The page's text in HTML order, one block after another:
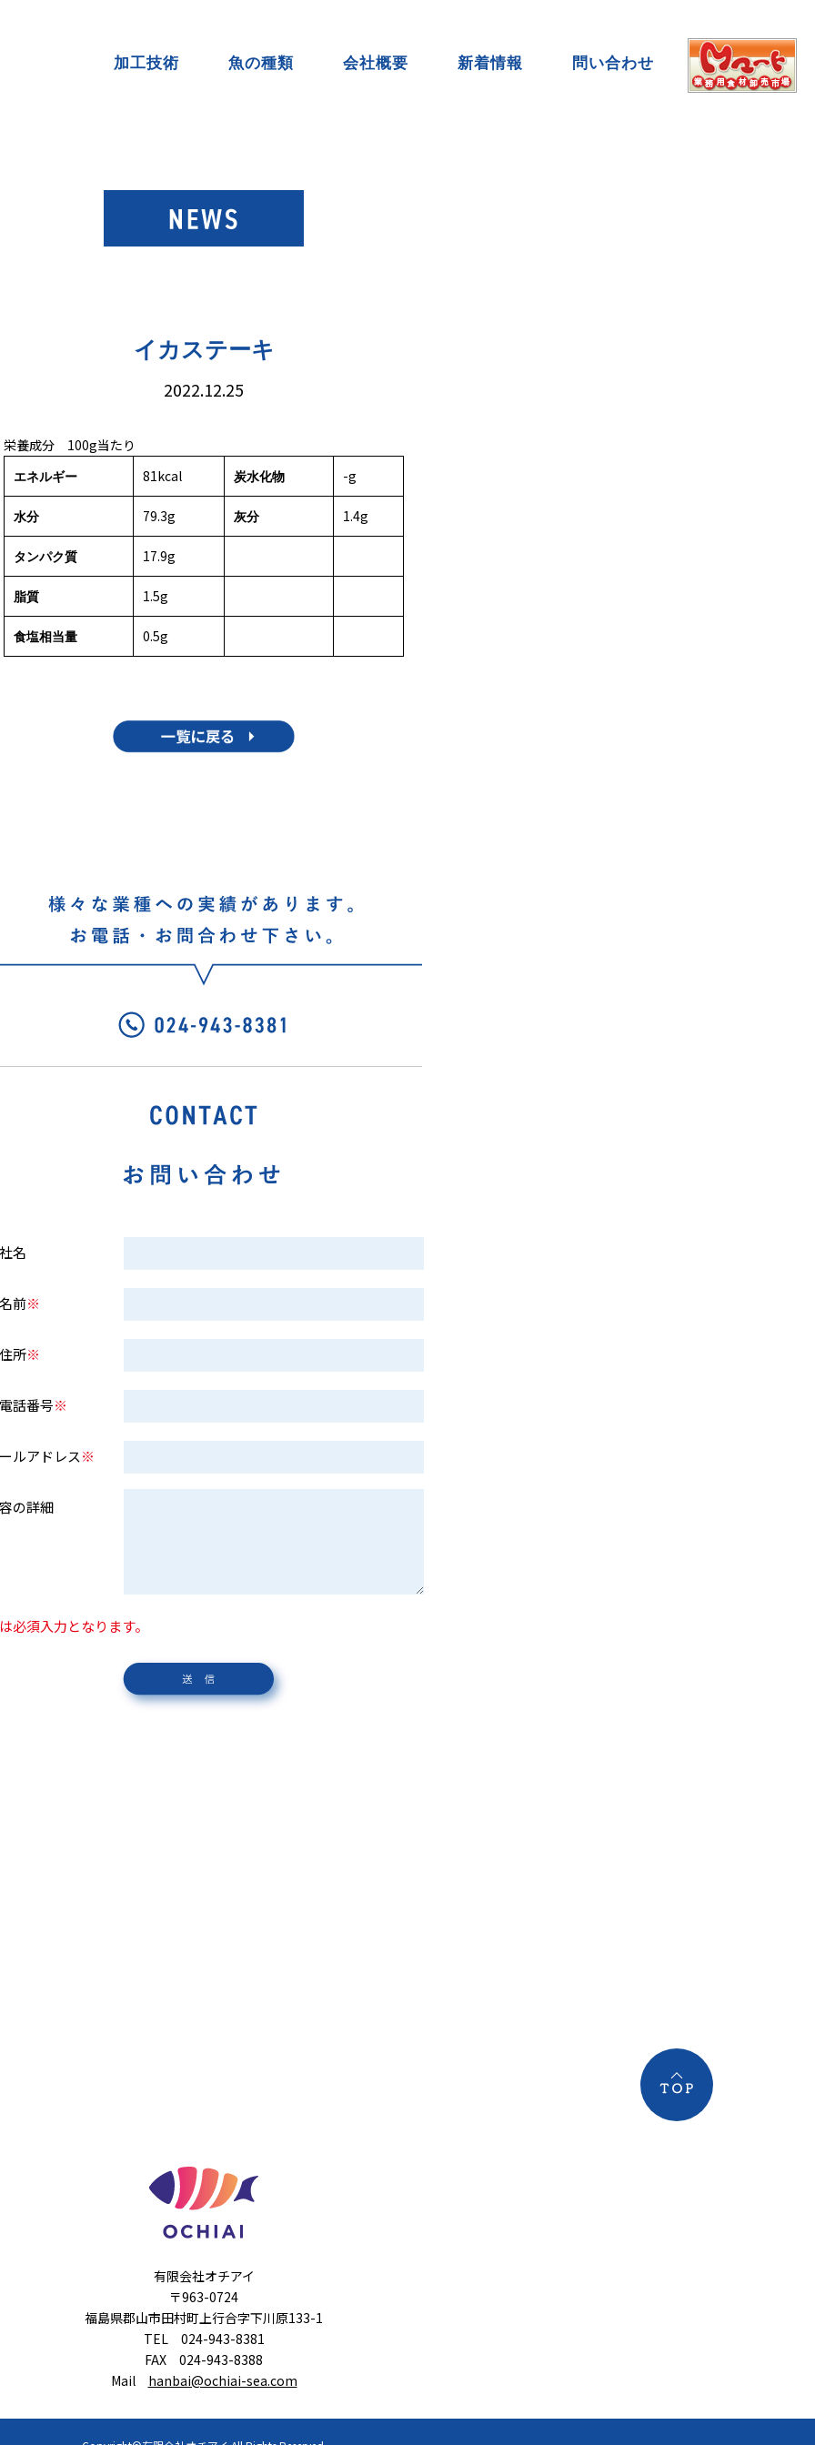
加工技術 魚の種類 会社概要 新着情報 問い合わせ
イカステーキ
2022.12.25
栄養成分 100g当たり
エネルギー 81kcal 炭水化物 -g
水分 79.3g 灰分 1.4g
タンパク質 17.9g
脂質 1.5g
食塩相当量 0.5g
名
前※
所※
話番号※
ルアドレス※
の詳細
必須入力となります。
有限会社オチアイ
〒963-0724
福島県郡山市田村町上行合字下川原133-1
TEL 024-943-8381
FAX 024-943-8388
Mail hanbai@ochiai-sea.com